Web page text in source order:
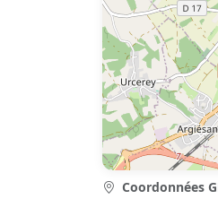
Coordonnées